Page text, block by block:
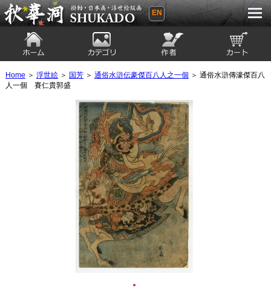
秋華洞 SHUKADO 掛軸・日本画・浮世
EN
Home ＞ 浮世絵＞ 国芳＞ 通俗水滸伝豪傑百八人之一個 ＞ 通俗水滸傳濠傑百八
人一個 賽仁貴郭盛
●